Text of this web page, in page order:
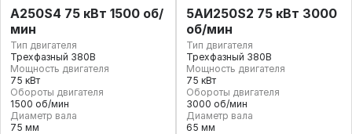
А250S4 75 кВт 1500 об/
мин
Тип двигателя
Трехфазный 380В
Мощность двигателя
75 кВт
Обороты двигателя
1500 об/мин
Диаметр вала
75 мм
5АИ250S2 75 кВт 3000
об/мин
Тип двигателя
Трехфазный 380В
Мощность двигателя
75 кВт
Обороты двигателя
3000 об/мин
Диаметр вала
65 мм